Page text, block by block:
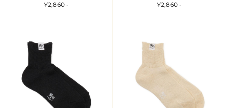
¥2,860 -
¥2,860 -